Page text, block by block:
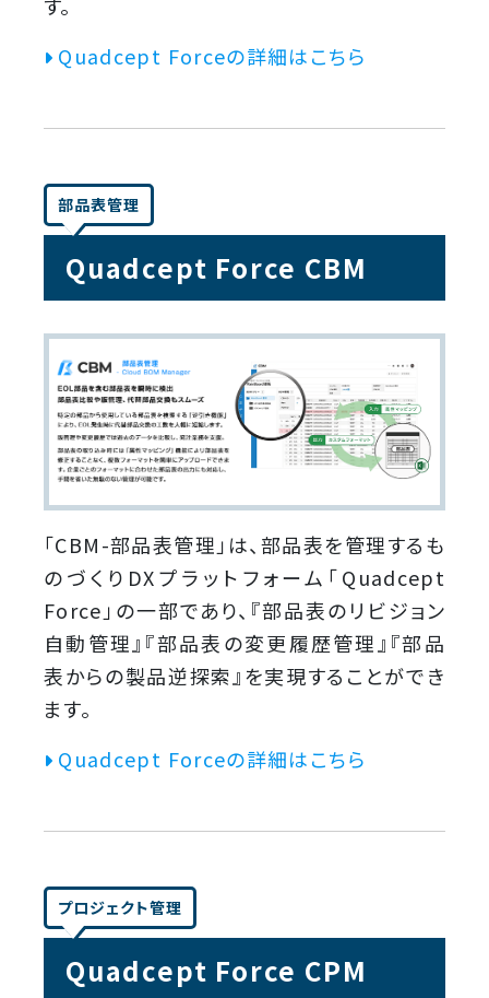
す。
Quadcept Forceの詳細はこちら
部品表管理
Quadcept Force CBM
「CBM-部品表管理」は、部品表を管理するも
のづくりDXプラットフォーム「Quadcept
Force」の一部であり、『部品表のリビジョン
自動管理』『部品表の変更履歴管理』『部品
表からの製品逆探索』を実現することができ
ます。
Quadcept Forceの詳細はこちら
プロジェクト管理
Quadcept Force CPM